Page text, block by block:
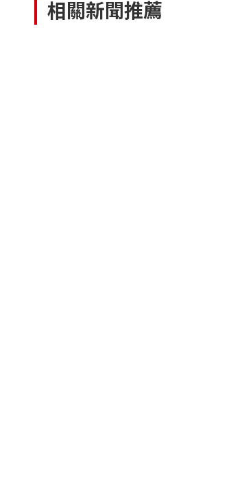
相關新聞推薦